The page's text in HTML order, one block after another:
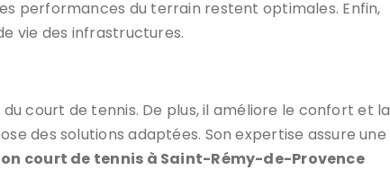
performances du terrain restent optimales. Enfin,
vie des infrastructures.
court de tennis. De plus, il améliore le confort et la
des solutions adaptées. Son expertise assure une
court de tennis à Saint-Rémy-de-Provence